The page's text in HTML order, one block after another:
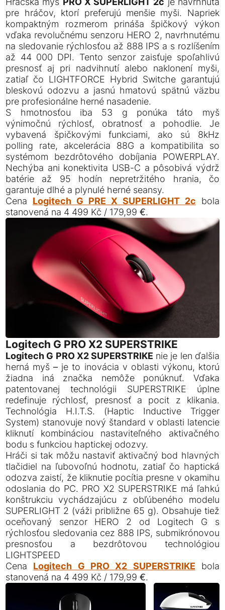
pre hráčov, ktorí preferujú menšie myši. Napriek
kompaktným rozmerom prináša špičkový výkon
vďaka revolučnému senzoru HERO 2, navrhnutému
na sledovanie rýchlosťou až 888 IPS a s rozlíšením
až 44 000 DPI. Tento senzor zaisťuje spoľahlivú
presnosť aj pri nadvihnutí alebo naklonení myši,
zatiaľ čo LIGHTFORCE Hybrid Switche garantujú
bleskovú odozvu a jasnú hmatovú spätnú väzbu
pre profesionálne herné nasadenie.
S hmotnosťou iba 53 g ponúka táto myš
výnimočnú rýchlosť, obratnosť a pohodlie. Je
vybavená špičkovými funkciami, ako sú 8kHz
polling rate, akcelerácia 88G a kompatibilita so
systémom bezdrôtového dobíjania POWERPLAY.
Nechýba ani konektivita USB-C a pôsobivá výdrž
batérie až 95 hodín nepretržitého hrania, čo
garantuje dlhé a plynulé herné seansy.
Cena Logitech G PRE X SUPERLIGHT 2c bola
stanovená na 4 499 Kč / 179,99 €.
Logitech G PRO X2 SUPERSTRIKE
Logitech G PRO X2 SUPERSTRIKE nie je len ďalšia
herná myš – je to inovácia v oblasti výkonu, ktorú
žiadna iná značka nemôže ponúknuť. Vďaka
patentovanej technológii SUPERSTRIKE úplne
redefinuje rýchlosť, presnosť a pocit z klikania.
Technológia H.I.T.S. (Haptic Inductive Trigger
System) stanovuje nový štandard v oblasti latencie
kliknutí kombináciou nastaviteľného aktivačného
bodu s funkciou haptickej odozvy.
Hráči si tak môžu nastaviť aktivačný bod hlavných
tlačidiel na ľubovoľnú hodnotu, zatiaľ čo haptická
odozva zaistí, že kliknutie pocítia presne v okamihu
odoslania do PC. PRO X2 SUPERSTRIKE má ľahkú
konštrukciu vychádzajúcu z obľúbeného modelu
SUPERLIGHT 2 (váži približne 65 g). Obsahuje tiež
oceňovaný senzor HERO 2 od Logitech G s
rýchlosťou sledovania cez 888 IPS, submikrónovou
presnosťou a bezdrôtovou technológiou
LIGHTSPEED
Cena Logitech G PRO X2 SUPERSTRIKE bola
stanovená na 4 499 Kč / 179,99 €.